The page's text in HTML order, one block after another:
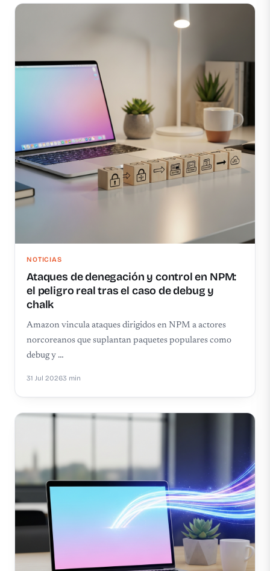
NOTICIAS
Ataques de denegación y control en NPM:
el peligro real tras el caso de debug y
chalk
Amazon vincula ataques dirigidos en NPM a actores
norcoreanos que suplantan paquetes populares como
debug y …
31 Jul 20263 min